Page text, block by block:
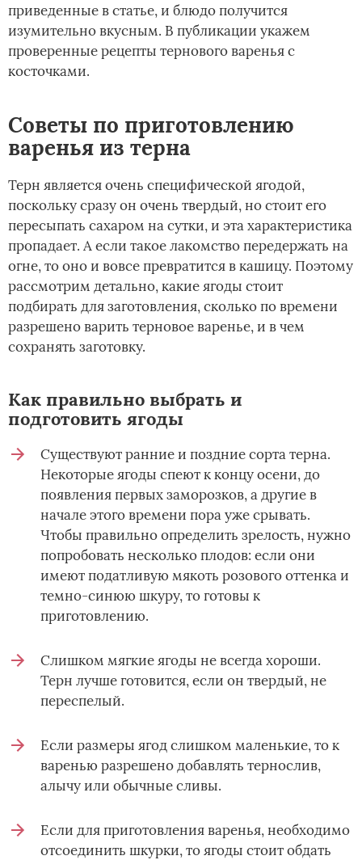
приведенные в статье, и блюдо получится
изумительно вкусным. В публикации укажем
проверенные рецепты тернового варенья с
косточками.
Советы по приготовлению
варенья из терна
Терн является очень специфической ягодой,
поскольку сразу он очень твердый, но стоит его
пересыпать сахаром на сутки, и эта характеристика
пропадает. А если такое лакомство передержать на
огне, то оно и вовсе превратится в кашицу. Поэтому
рассмотрим детально, какие ягоды стоит
подбирать для заготовления, сколько по времени
разрешено варить терновое варенье, и в чем
сохранять заготовку.
Как правильно выбрать и
подготовить ягоды
Существуют ранние и поздние сорта терна.
Некоторые ягоды спеют к концу осени, до
появления первых заморозков, а другие в
начале этого времени пора уже срывать.
Чтобы правильно определить зрелость, нужно
попробовать несколько плодов: если они
имеют податливую мякоть розового оттенка и
темно-синюю шкуру, то готовы к
приготовлению.
Слишком мягкие ягоды не всегда хороши.
Терн лучше готовится, если он твердый, не
переспелый.
Если размеры ягод слишком маленькие, то к
варенью разрешено добавлять тернослив,
алычу или обычные сливы.
Если для приготовления варенья, необходимо
отсоединить шкурки, то ягоды стоит обдать